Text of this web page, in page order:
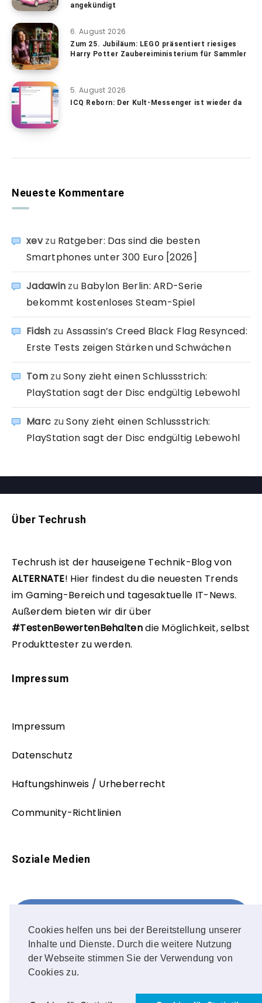
Cookies helfen uns bei der Bereitstellung unserer
Inhalte und Dienste. Durch die weitere Nutzung
der Webseite stimmen Sie der Verwendung von
Cookies zu.
angekündigt
6. August 2026
Zum 25. Jubiläum: LEGO präsentiert riesiges
Harry Potter Zaubereiministerium für Sammler
5. August 2026
ICQ Reborn: Der Kult-Messenger ist wieder da
Neueste Kommentare
xevzu Ratgeber: Das sind die besten
Smartphones unter 300 Euro [2026]
Jadawin zu Babylon Berlin: ARD-Serie
bekommt kostenloses Steam-Spiel
Fidsh zu Assassin’s Creed Black Flag Resynced:
Erste Tests zeigen Stärken und Schwächen
TomzuSony zieht einen Schlussstrich:
PlayStation sagt der Disc endgültig Lebewohl
Marc zuSony zieht einen Schlussstrich:
PlayStation sagt der Disc endgültig Lebewohl
Über Techrush
Techrush ist der hauseigene Technik-Blog von
ALTERNATE! Hier findest du die neuesten Trends
im Gaming-Bereich und tagesaktuelle IT-News.
Außerdem bieten wir dir über
#TestenBewertenBehaltendie Möglichkeit, selbst
Produkttester zu werden.
Impressum
Impressum
Datenschutz
Haftungshinweis / Urheberrecht
Community-Richtlinien
Soziale Medien
FOLLOW ME!
Instagram
OUR PHOTOS!